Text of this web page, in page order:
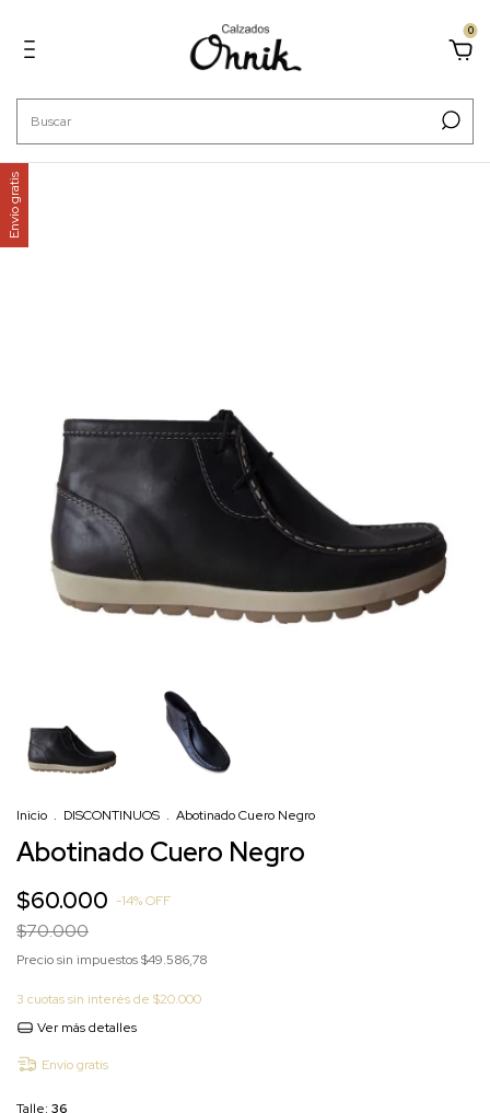
0
Envío gratis
Inicio . DISCONTINUOS . Abotinado Cuero Negro
Abotinado Cuero Negro
$60.000 -14%OFF
$70.000
Precio sin impuestos$49.586,78
3 cuotas sin interés de $20.000
Ver más detalles
Envío gratis
Talle: 36